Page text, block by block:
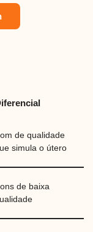
de qualidade
simula o útero
de baixa